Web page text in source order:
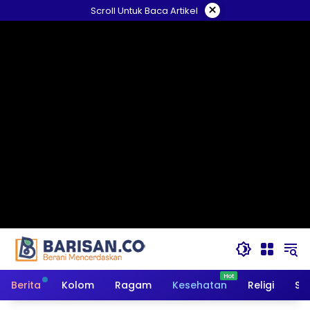
ke
Scroll Untuk Baca Artikel ×
Berita Kolom Ragam Kesehatan Religi